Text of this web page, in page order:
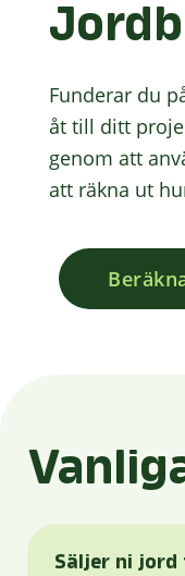
Funderar du
åt till ditt
genom att
att räkna ut
Säljer ni jord